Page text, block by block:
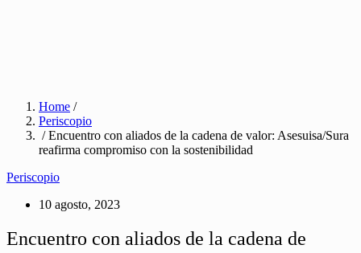
Home /
Periscopio
/ Encuentro con aliados de la cadena de valor: Asesuisa/Sura
reafirma compromiso con la sostenibilidad
Periscopio
10 agosto, 2023
Encuentro con aliados de la cadena de